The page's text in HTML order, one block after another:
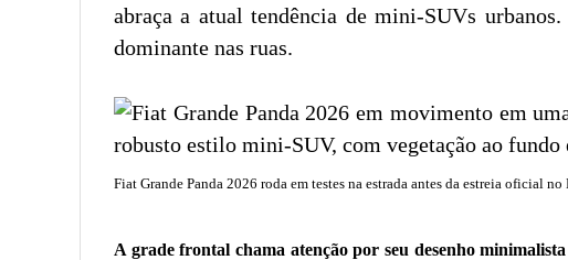
abraça a atual tendência de mini-SUVs
dominante nas ruas.
Fiat Grande Panda 2026 roda em testes na estrada antes da estreia oficial
A grade frontal chama atenção por seu desenho